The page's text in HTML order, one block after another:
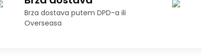
Brza dostava putem DPD-a ili
Overseasa